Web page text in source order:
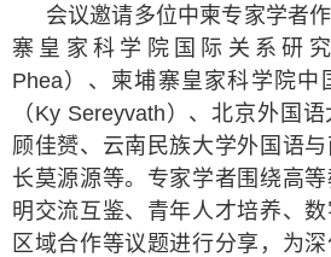
会议邀请多位中柬专家学者作
寨皇家科学院国际关系研
Phea）、柬埔寨皇家科学院中
（Ky Sereyvath）、北京外国
顾佳赟、云南民族大学外国语
长莫源源等。专家学者围绕高
明交流互鉴、青年人才培养、
区域合作等议题进行分享，为